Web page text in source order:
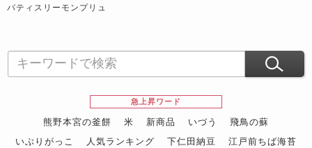
パティスリーモンプリュ
急上昇ワード
熊野本宮の釜餅 米 新商品 いづう
飛鳥の蘇
いぶりがっこ
人気ランキング 下仁田納豆
江戸前ちば海苔